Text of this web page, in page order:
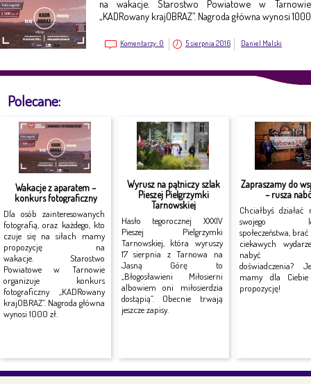
na wakacje. Starostwo Powiatowe w
„KADRowany krajOBRAZ”. Nagroda główna wynosi 1000
Komentarzy: 0 5 sierpnia 2016 Daniel Malski
Polecane:
Wakacje z aparatem –
konkurs fotograficzny
Dla osób zainteresowanych
fotografią, oraz każdego, kto
czuje się na siłach mamy
propozycję na
wakacje. Starostwo
Powiatowe w Tarnowie
organizuje konkurs
fotograficzny „KADRowany
krajOBRAZ”. Nagroda główna
wynosi 1000 zł.
Wyrusz na pątniczy szlak
Pieszej Pielgrzymki
Tarnowskiej
Hasło tegorocznej XXXIV
Pieszej Pielgrzymki
Tarnowskiej, która wyruszy
17 sierpnia z Tarnowa na
Jasną Górę to
„Błogosławieni Miłosierni
albowiem oni miłosierdzia
dostąpią”. Obecnie trwają
jeszcze zapisy.
Zapraszamy do
– rusza
Chciałbyś działać
swojego
społeczeństwa,
ciekawych
nabyć
doświadczenia?
mamy dla Ciebie
propozycję!